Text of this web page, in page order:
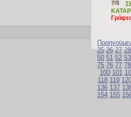
25 26 27 28
50 51 52 53
75 76 77 78
100 101
118 119
136 137
154 155